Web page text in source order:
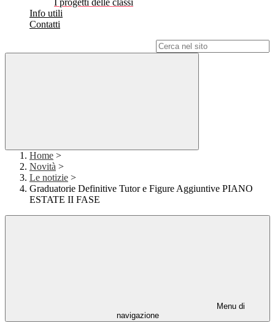
I progetti delle classi
Info utili
Contatti
Home >
Novità >
Le notizie >
Graduatorie Definitive Tutor e Figure Aggiuntive PIANO
ESTATE II FASE
Menu di
navigazione